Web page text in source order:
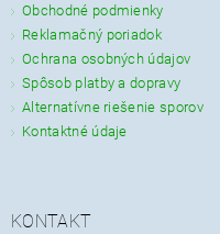
Obchodné podmienky
Reklamačný poriadok
Ochrana osobných údajov
Spôsob platby a dopravy
Alternatívne riešenie sporov
Kontaktné údaje
KONTAKT